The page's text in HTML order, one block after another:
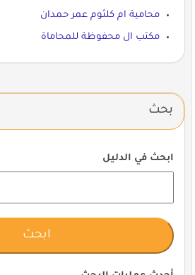
محامية ام كلثوم عمر حمدان
مكتب ال محفوظة للمحاماة
بحث
ابحث في الدليل